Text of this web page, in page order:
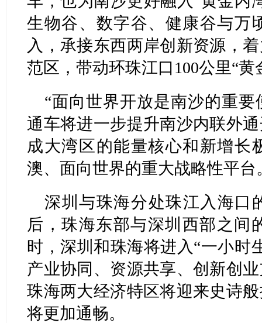
生物谷、数字谷、健康谷与万
入，承接东西两岸创新资源，
范区，带动环珠江口100公里“黄
“面向世界开放是南沙的重
通车将进一步提升南沙内联外
成大湾区的能量核心和新增长
澳、面向世界的重大战略性平台
深圳与珠海分处珠江入海口
后，珠海东部与深圳西部之间
时，深圳和珠海将进入“一小时
产业协同、资源共享、创新创
珠海两大经济特区将迎来史诗
将更加通畅。